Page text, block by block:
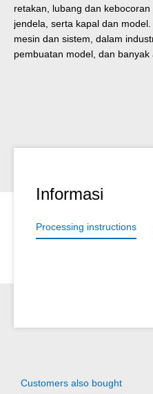
retakan, lubang dan
jendela, serta kapal dan
mesin dan sistem, dalam
pembuatan model, dan banyak
Informasi
Processing instructions
Customers also bought